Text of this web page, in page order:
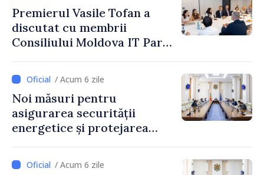
Premierul Vasile Tofan a
discutat cu membrii
Consiliului Moldova IT Park:
industriei IT”
/ Acum 6 zile
Noi măsuri pentru
asigurarea securității
energetice și protejarea
de CNMC
/ Acum 6 zile